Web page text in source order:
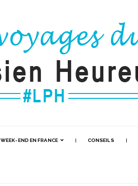
WEEK-END EN FRANCE CONSEILS